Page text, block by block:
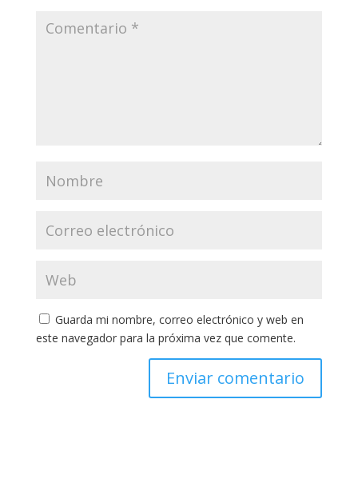
Guarda mi nombre, correo electrónico y web en
este navegador para la próxima vez que comente.